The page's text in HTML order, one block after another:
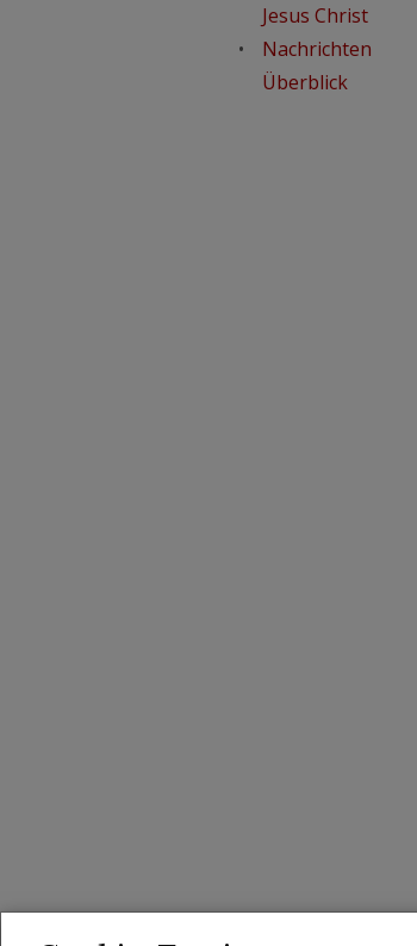
Jesus Christ
Nachrichten
Überblick